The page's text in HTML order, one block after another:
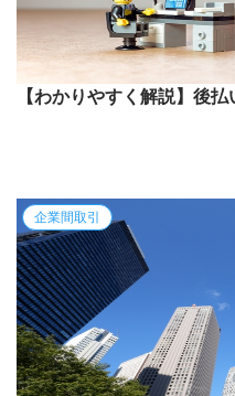
【わかりやすく解説】後
企業間取引